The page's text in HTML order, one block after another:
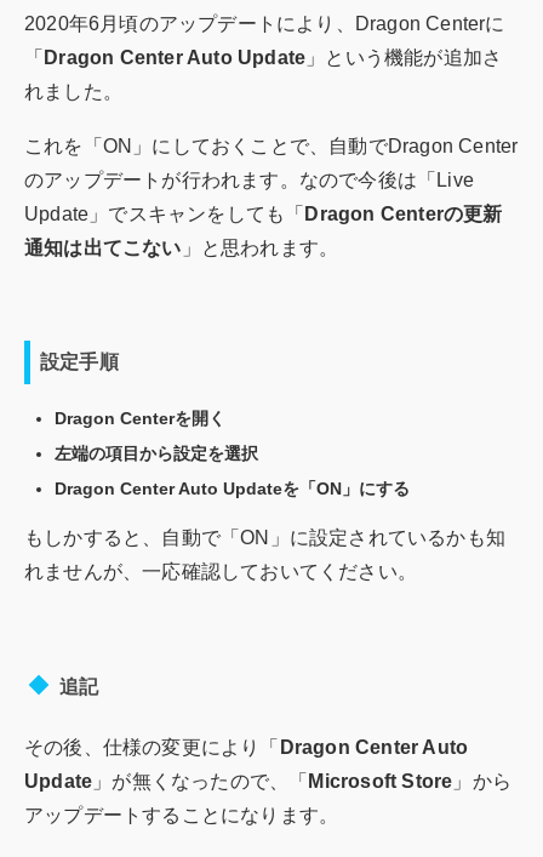
2020年6月頃のアップデートにより、Dragon Centerに
「 Dragon Center Auto Update 」という機能が追加さ
れました。
これを「ON」にしておくことで、自動でDragon Center
のアップデートが行われます。なので今後は「Live
Update」でスキャンをしても「 Dragon Centerの更新
通知は出てこない 」と思われます。
設定手順
Dragon Centerを開く
左端の項目から設定を選択
Dragon Center Auto Updateを「ON」にする
もしかすると、自動で「ON」に設定されているかも知
れませんが、一応確認しておいてください。
追記
その後、仕様の変更により「 Dragon Center Auto
Update 」が無くなったので、「 Microsoft Store 」から
アップデートすることになります。